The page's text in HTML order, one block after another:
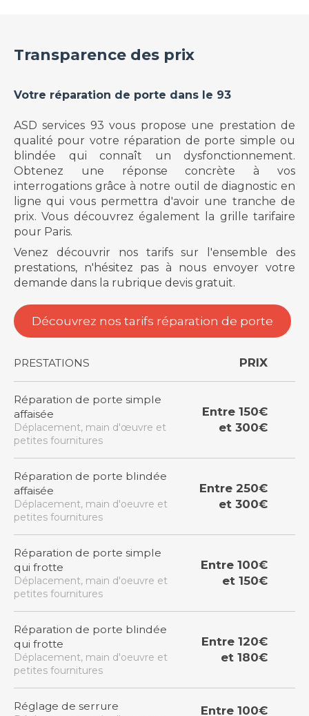
Transparence des prix
Votre réparation de porte dans le 93
ASD services 93 vous propose une prestation de
qualité pour votre réparation de porte simple ou
blindée qui connaît un dysfonctionnement.
Obtenez une réponse concrète à vos
interrogations grâce à notre outil de diagnostic en
ligne qui vous permettra d'avoir une tranche de
prix. Vous découvrez également la grille tarifaire
pour Paris.
Venez découvrir nos tarifs sur l'ensemble des
prestations, n'hésitez pas à nous envoyer votre
demande dans la rubrique devis gratuit.
Découvrez nos tarifs réparation de porte
PRESTATIONS PRIX
Réparation de porte simple
affaisée
Déplacement, main d'œuvre et
petites fournitures
Entre 150€
et 300€
Réparation de porte blindée
affaisée
Déplacement, main d'oeuvre et
petites fournitures
Entre 250€
et 300€
Réparation de porte simple
qui frotte
Déplacement, main d'oeuvre et
petites fournitures
Entre 100€
et 150€
Réparation de porte blindée
qui frotte
Déplacement, main d'oeuvre et
petites fournitures
Entre 120€
et 180€
Réglage de serrure
Entre 100€